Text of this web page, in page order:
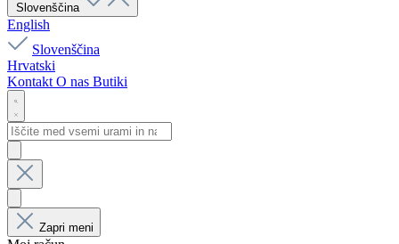
Slovenščina
English
Slovenščina
Hrvatski
Kontakt O nas Butiki
Zapri meni